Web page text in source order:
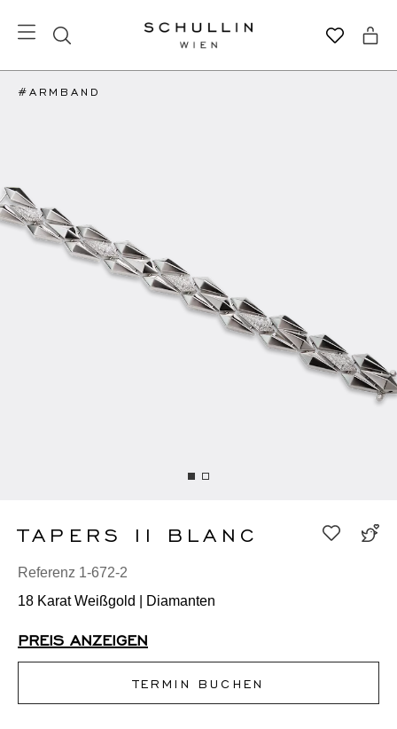
#ARMBAND
TAPERS II BLANC
Referenz 1-672-2
18 Karat Weißgold | Diamanten
PREIS ANZEIGEN
TERMIN BUCHEN